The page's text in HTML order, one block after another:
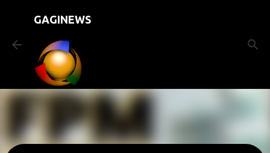
Pular para o conteúdo principal
GAGINEWS